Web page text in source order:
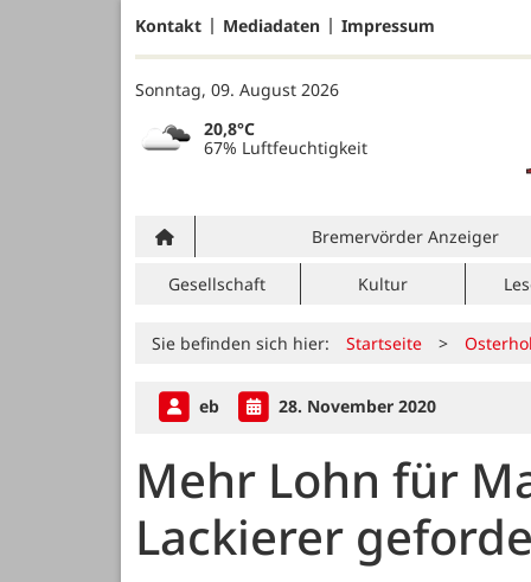
Kontakt Mediadaten Impressum
Sonntag, 09. August 2026
20,8°C
67% Luftfeuchtigkeit
Bremervörder Anzeiger
Gesellschaft Kultur
Sie befinden sich hier: Startseite >
eb 28. November 2020
Mehr Lohn für
Lackierer